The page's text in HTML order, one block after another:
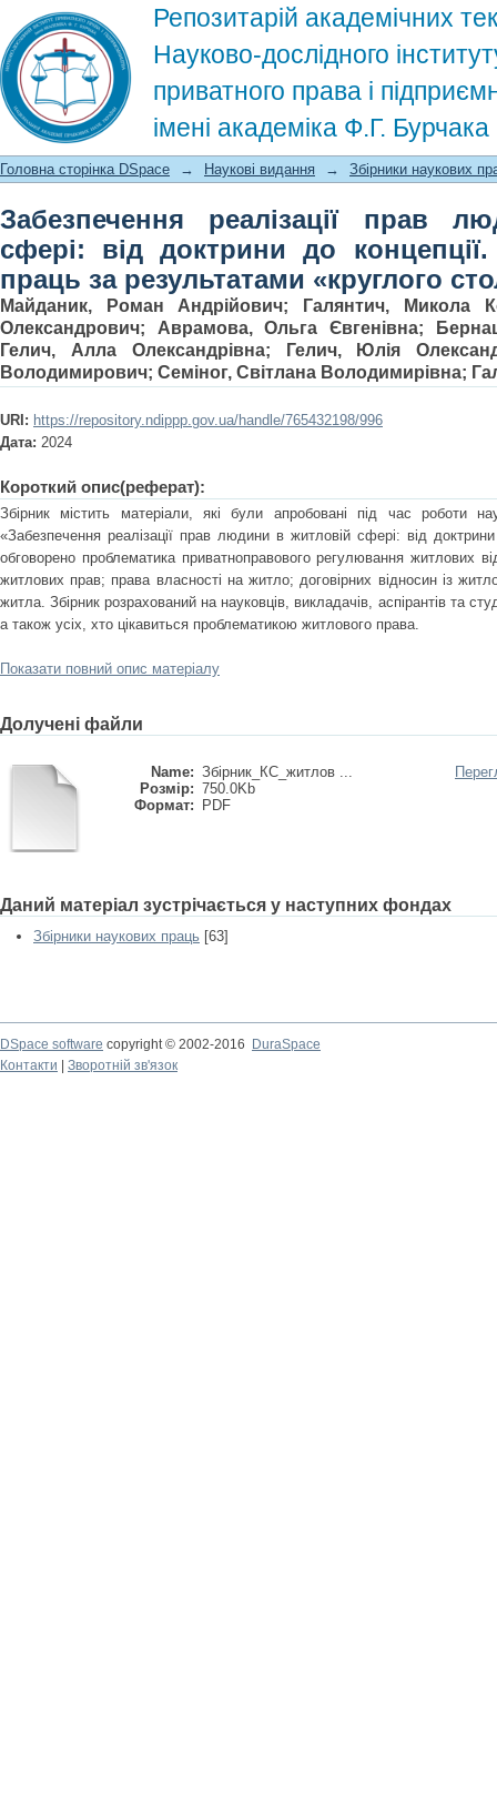
Репозитарій академічних
Науково-дослідного
приватного права і
імені академіка Ф.Г.
Забезпечення реалізації прав
концепції. Збірник наукових праць
Головна сторінка DSpace → Наукові видання → Збірники наукових
Забезпечення реалізації прав
сфері: від доктрини до
праць за результатами «круглого
Майданик, Роман Андрійович;
Галянтич, Микола
Олександрович; Аврамова, Ольга Євгенівна;
Гелич, Алла Олександрівна;
Гелич, Юлія
Володимирович; Семіног, Світлана Володимирівна;
URI: https://repository.ndippp.gov.ua/handle/765432198/996
Дата: 2024
Короткий опис(реферат):
Збірник містить матеріали, які були апробовані під час роботи
«Забезпечення реалізації прав людини в житловій сфері: від
обговорено проблематика приватноправового регулювання житлових
житлових прав; права власності на житло; договірних відносин із
житла. Збірник розрахований на науковців, викладачів, аспірантів та
а також усіх, хто цікавиться проблематикою житлового права.
Показати повний опис матеріалу
Долучені файли
Name: Збірник_КС_житлов ...
Розмір: 750.0Kb
Формат:
PDF
Даний матеріал зустрічається у наступних фондах
Збірники наукових праць [63]
DSpace software copyright © 2002-2016
DuraSpace
Контакти
Зворотній зв'язок